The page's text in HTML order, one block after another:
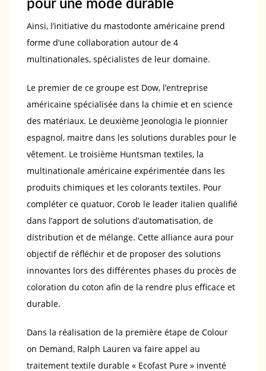
pour une mode durable
Ainsi, l’initiative du mastodonte américaine prend
forme d’une collaboration autour de 4
multinationales, spécialistes de leur domaine.
Le premier de ce groupe est Dow, l’entreprise
américaine spécialisée dans la chimie et en science
des matériaux. Le deuxième Jeonologia le pionnier
espagnol, maitre dans les solutions durables pour le
vêtement. Le troisième Huntsman textiles, la
multinationale américaine expérimentée dans les
produits chimiques et les colorants textiles. Pour
compléter ce quatuor, Corob le leader italien qualifié
dans l’apport de solutions d’automatisation, de
distribution et de mélange. Cette alliance aura pour
objectif de réfléchir et de proposer des solutions
innovantes lors des différentes phases du procès de
coloration du coton afin de la rendre plus efficace et
durable.
Dans la réalisation de la première étape de Colour
on Demand, Ralph Lauren va faire appel au
traitement textile durable « Ecofast Pure » inventé